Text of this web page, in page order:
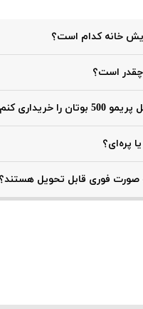
خانه، بودجه و نیاز گرمایشی
به برند، تعداد پره‌ها و کیفیت
برای خرید پره رادیاتور ایل پریمو 500 بوتان
مزایا و معایب خاص خود را